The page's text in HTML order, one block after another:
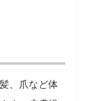
、爪など体